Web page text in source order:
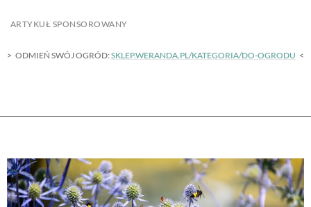
ARTYKUŁ SPONSOROWANY
ODMIEŃ SWÓJ OGRÓD:SKLEP.WERANDA.PL/KATEGORIA/DO-OGRODU